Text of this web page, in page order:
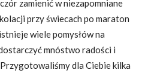
zamienić w niezapomniane
przy świecach po maraton
wiele pomysłów na
mnóstwo radości i
dla Ciebie kilka